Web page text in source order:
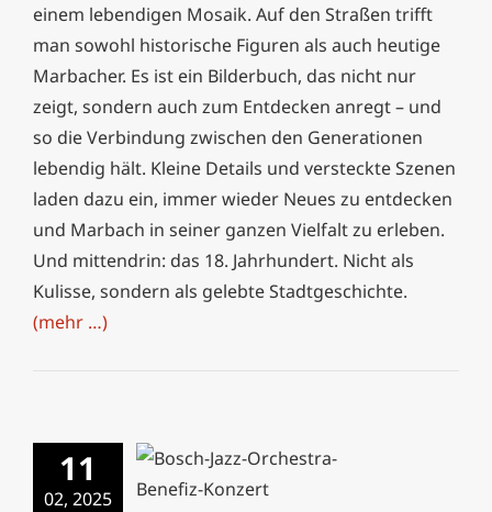
einem lebendigen Mosaik. Auf den Straßen trifft
man sowohl historische Figuren als auch heutige
Marbacher. Es ist ein Bilderbuch, das nicht nur
zeigt, sondern auch zum Entdecken anregt – und
so die Verbindung zwischen den Generationen
lebendig hält. Kleine Details und versteckte Szenen
laden dazu ein, immer wieder Neues zu entdecken
und Marbach in seiner ganzen Vielfalt zu erleben.
Und mittendrin: das 18. Jahrhundert. Nicht als
Kulisse, sondern als gelebte Stadtgeschichte.
(mehr …)
11
02, 2025 Bosch Jazz Orchestra